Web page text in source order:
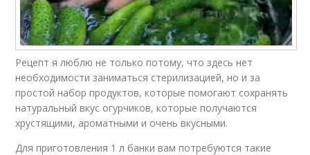
Рецепт я люблю не только потому, что здесь нет
необходимости заниматься стерилизацией, но и за
простой набор продуктов, которые помогают сохранять
натуральный вкус огурчиков, которые получаются
хрустящими, ароматными и очень вкусными.
Для приготовления 1 л банки вам потребуются такие